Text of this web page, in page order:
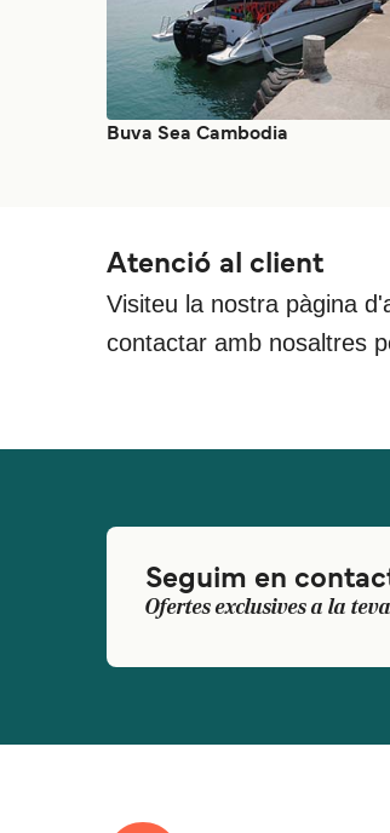
Buva Sea Cambodia
Atenció al client
Visiteu la nostra pàgina
contactar amb nosaltres
Seguim en
Ofertes exclusives a la